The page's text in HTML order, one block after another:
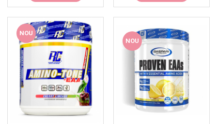
NOU
NOU